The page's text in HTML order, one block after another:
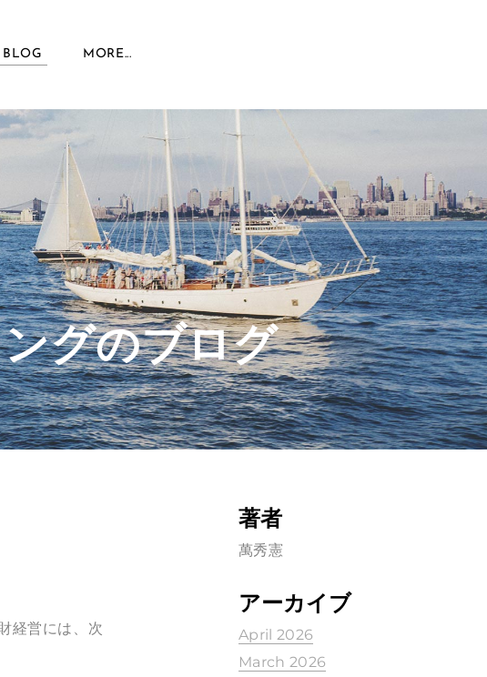
BLOG MORE...
グのブログ
経営には、次
著者
萬秀憲
アーカイブ
April 2026
March 2026